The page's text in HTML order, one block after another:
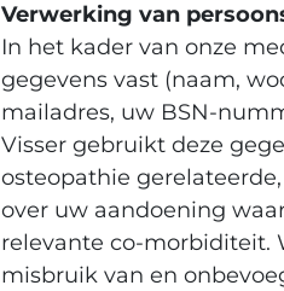
Verwerking van
In het kader van onze
gegevens vast (naam,
mailadres, uw BSN-
Visser gebruikt deze
osteopathie
over uw aandoening
relevante co-morbiditeit.
misbruik van en